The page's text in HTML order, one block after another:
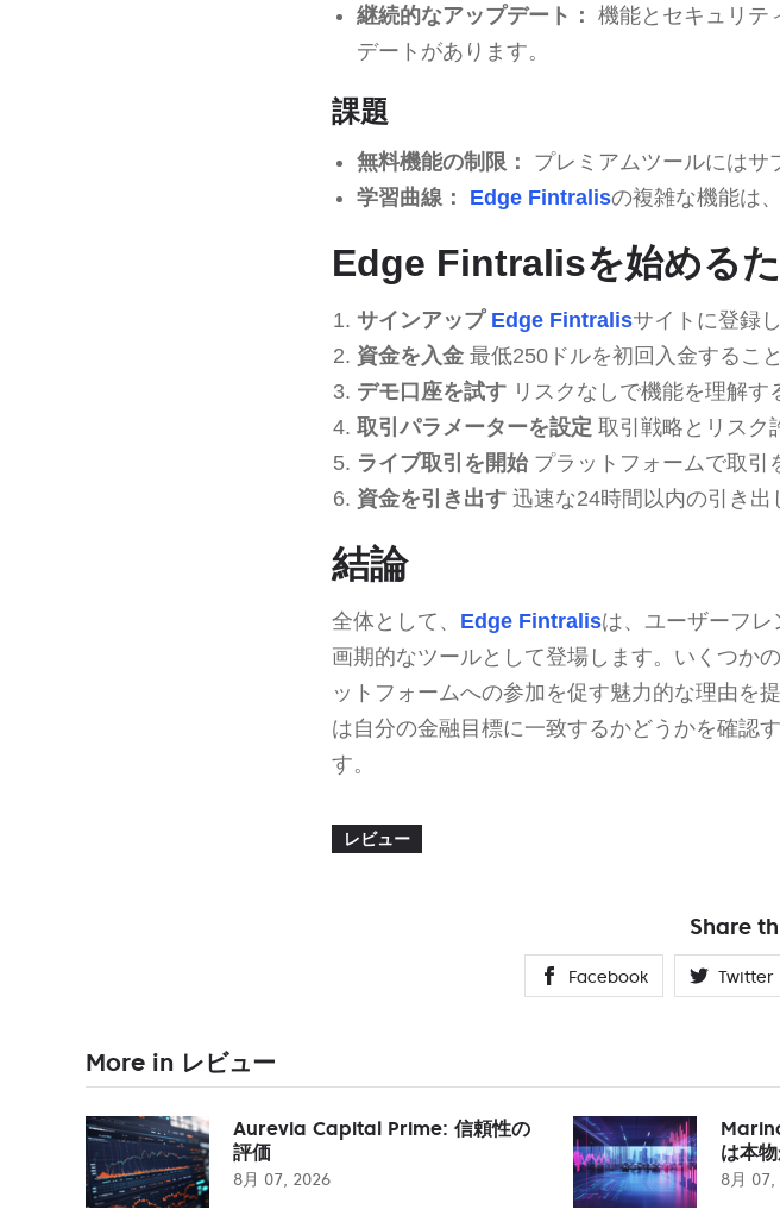
継続的なアップデート： 機能とセキュリテ
デートがあります。
課題
無料機能の制限：
プレミアムツールにはサ
学習曲線：
Edge Fintralisの複雑な機能は
Edge Fintralisを始める
サインアップ Edge Fintralisサイトに登録
資金を入金最低250ドルを初回入金するこ
デモ口座を試すリスクなしで機能を理解す
取引パラメーターを設定 取引戦略とリスク
ライブ取引を開始プラットフォームで取引
資金を引き出す迅速な24時間以内の引き出
結論
全体として、 Edge Fintralisは、ユーザーフ
画期的なツールとして登場します。いくつか
ットフォームへの参加を促す魅力的な理由を
は自分の金融目標に一致するかどうかを確認
す。
レビュー
Share
Facebook Twitter
More in レビュー
Aurevia Capital Prime: 信頼性の
評価
8月 07, 2026
は本
8月